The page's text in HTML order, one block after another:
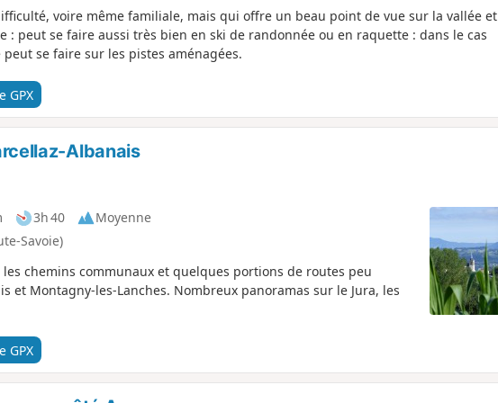
voire même familiale, mais qui offre un beau point de vue sur la vallée et
: peut se faire aussi très bien en ski de randonnée ou en raquette : dans le cas
se faire sur les pistes aménagées.
GPX
Albanais
3h 40
Moyenne
Savoie)
chemins communaux et quelques portions de routes peu
et Montagny-les-Lanches. Nombreux panoramas sur le Jura, les
GPX